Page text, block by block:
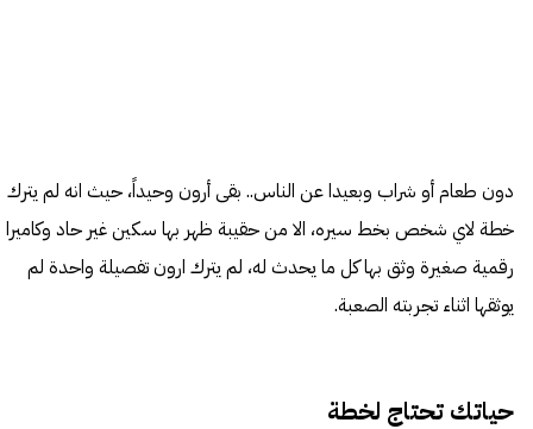
دون طعام أو شراب وبعيدا عن الناس.. بقى أرون وحيداً، حيث انه لم يترك
خطة لاي شخص بخط سيره، الا من حقيبة ظهر بها سكين غير حاد وكاميرا
رقمية صغيرة وثق بها كل ما يحدث له، لم يترك ارون تفصيلة واحدة لم
يوثقها اثناء تجربته الصعبة.
حياتك تحتاج لخطة